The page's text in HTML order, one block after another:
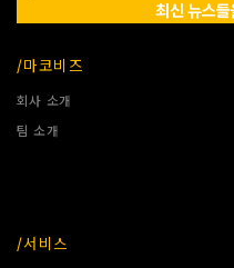
최신 뉴스
/마코비즈
회사 소개
팀 소개
/서비스